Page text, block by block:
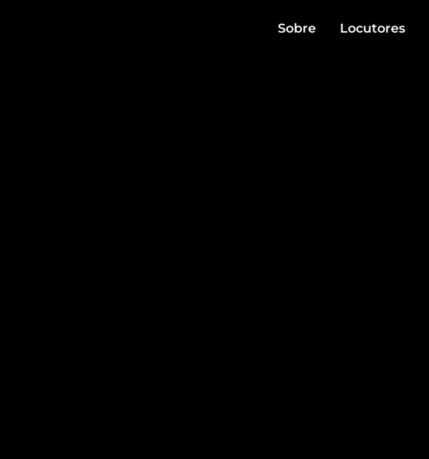
Sobre Locutores